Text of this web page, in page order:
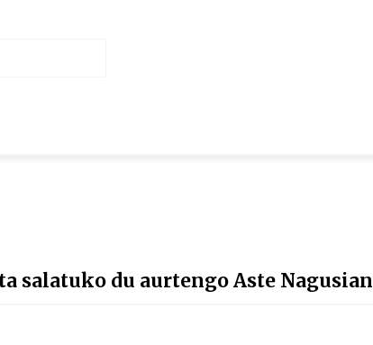
salatuko du aurtengo Aste Nagusian